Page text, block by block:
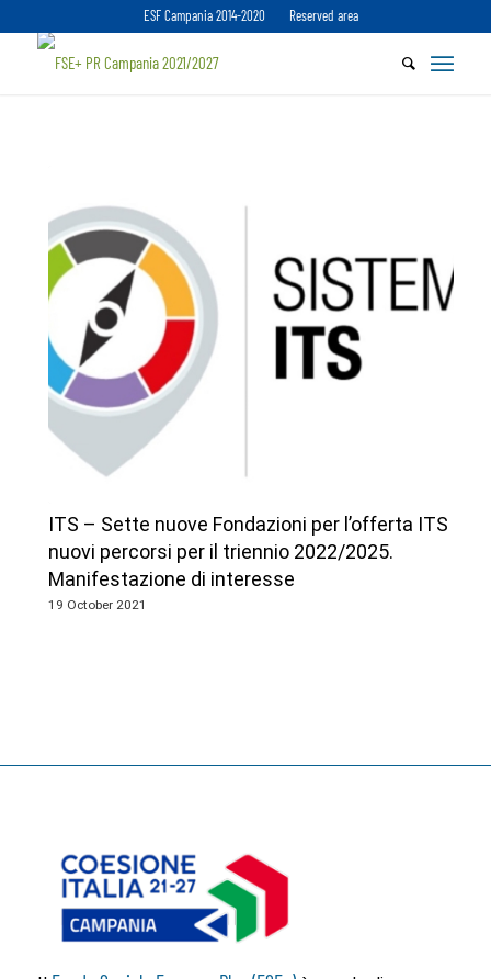
ESF Campania 2014-2020 Reserved area
ITS – Sette nuove Fondazioni per l’offerta ITS e
nuovi percorsi per il triennio 2022/2025.
Manifestazione di interesse
19 October 2021